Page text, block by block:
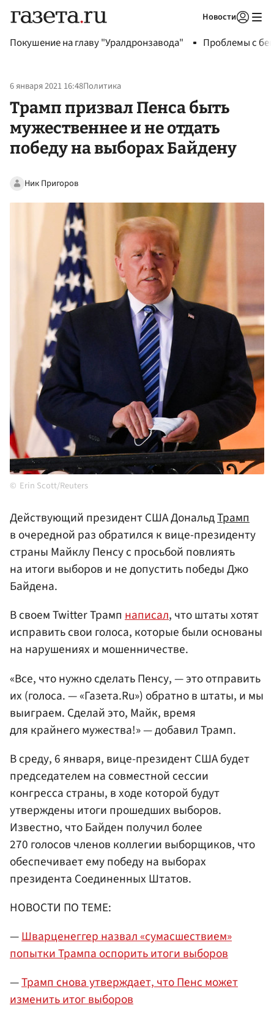
Новости
Покушение на главу "Уралдронзавода" Проблемы с
6 января 2021 16:48Политика
Трамп призвал Пенса быть
мужественнее и не отдать
победу на выборах Байдену
Ник Пригоров
Erin Scott/Reuters
Действующий президент США ДональдТрамп
в очередной раз обратился к вице-президенту
страны Майклу Пенсу с просьбой повлиять
на итоги выборов и не допустить победы Джо
Байдена.
В своем Twitter Трамп написал, что штаты хотят
исправить свои голоса, которые были основаны
на нарушениях и мошенничестве.
«Все, что нужно сделать Пенсу, — это отправить
их (голоса. — «Газета.Ru») обратно в штаты, и мы
выиграем. Сделай это, Майк, время
для крайнего мужества!» — добавил Трамп.
В среду, 6 января, вице-президент США будет
председателем на совместной сессии
конгресса страны, в ходе которой будут
утверждены итоги прошедших выборов.
Известно, что Байден получил более
270 голосов членов коллегии выборщиков, что
обеспечивает ему победу на выборах
президента Соединенных Штатов.
НОВОСТИ ПО ТЕМЕ:
—Шварценеггер назвал «сумасшествием»
попытки Трампа оспорить итоги выборов
—Трамп снова утверждает, что Пенс может
изменить итог выборов